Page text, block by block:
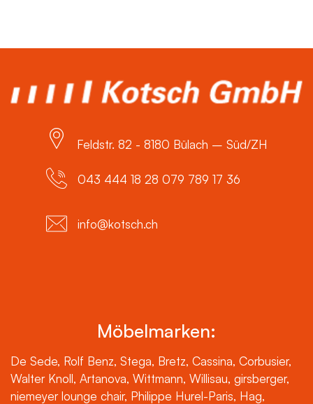
Feldstr. 82 - 8180 Bülach – Süd/ZH
043 444 18 28 079 789 17 36
info@kotsch.ch
Möbelmarken:
De Sede, Rolf Benz, Stega, Bretz, Cassina, Corbusier,
Walter Knoll, Artanova, Wittmann, Willisau, girsberger,
niemeyer lounge chair, Philippe Hurel-Paris, Hag,